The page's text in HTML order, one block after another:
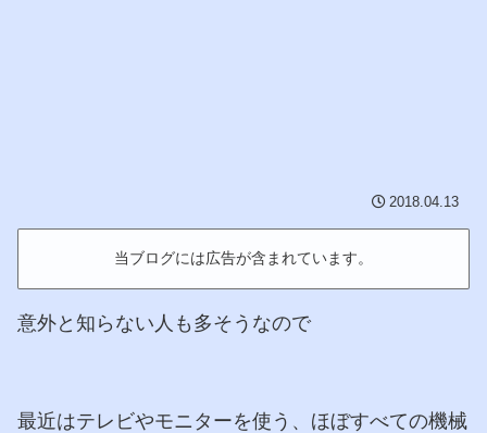
2018.04.13
当ブログには広告が含まれています。
意外と知らない人も多そうなので
最近はテレビやモニターを使う、ほぼすべての機械